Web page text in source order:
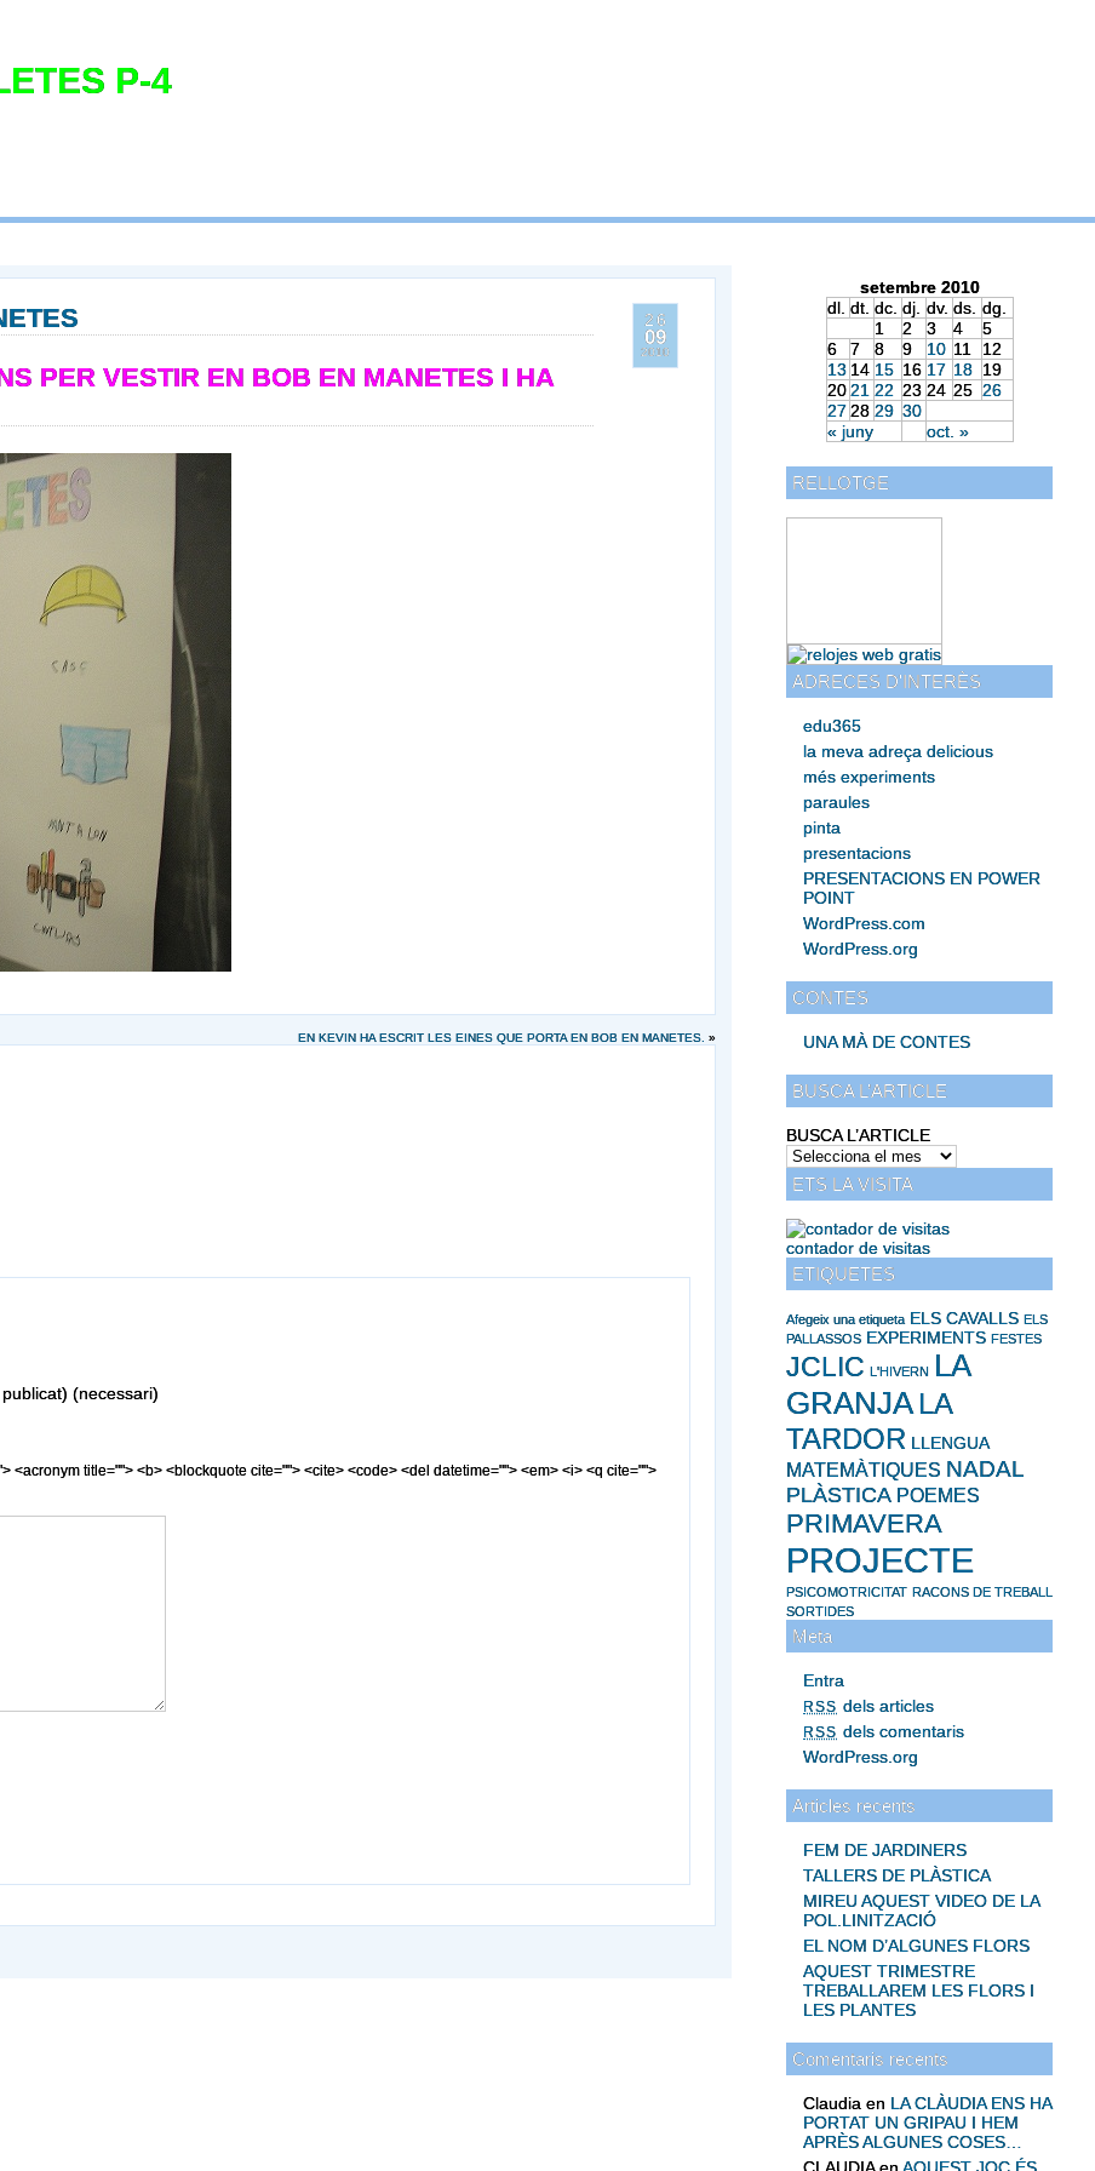
P-4
setembre 2010
dl. dt. dc. dj. dv. ds. dg.
« juny oct. »
1 2 3 4
5
6
7 8 9 10 11
12
13 14 15 16 17 18 19
20 21 22 23 24 25 26
27 28 29 30
RELLOTGE
ADRECES D'INTERÈS
edu365
la meva adreça delicious
més experiments
paraules
pinta
presentacions
PRESENTACIONS EN POWER
POINT
WordPress.com
WordPress.org
CONTES
UNA MÀ DE CONTES
BUSCA L’ARTICLE
BUSCA L’ARTICLE
ETS LA VISITA
contador de visitas
ETIQUETES
Afegeix una etiqueta ELS CAVALLS ELS
PALLASSOS EXPERIMENTS FESTES
JCLIC L'HIVERN LA
GRANJA LA
TARDOR LLENGUA
MATEMÀTIQUES NADAL
PLÀSTICA POEMES
PRIMAVERA
PROJECTE
PSICOMOTRICITAT RACONS DE TREBALL
SORTIDES
Meta
Entra
RSS dels articles
RSS dels comentaris
WordPress.org
Articles recents
FEM DE JARDINERS
TALLERS DE PLÀSTICA
MIREU AQUEST VIDEO DE LA
POL.LINITZACIÓ
EL NOM D’ALGUNES FLORS
AQUEST TRIMESTRE
TREBALLAREM LES FLORS I
LES PLANTES
Comentaris recents
Claudia en LA CLÀUDIA ENS HA
PORTAT UN GRIPAU I HEM
APRÈS ALGUNES COSES…
26
09
2010
PER VESTIR EN BOB EN MANETES I HA
EN KEVIN HA ESCRIT LES EINES QUE PORTA EN BOB EN MANETES. »
(necessari)
<acronym title=""> <b> <blockquote cite=""> <cite> <code> <del datetime=""> <em> <i> <q cite="">